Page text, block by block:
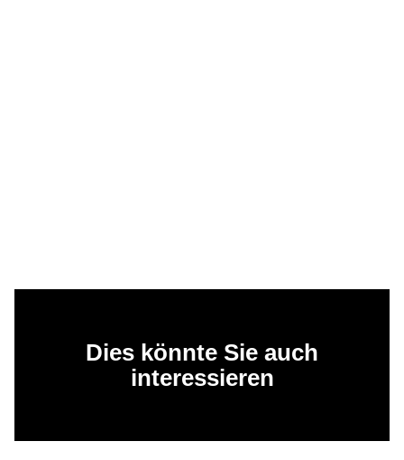
Dies könnte Sie auch
interessieren